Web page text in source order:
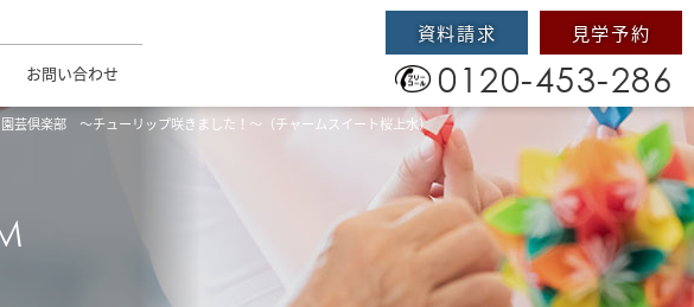
お問い合わせ
資料請求 見学予約
0120-453-286
園芸倶楽部 ～チューリップ咲きました！～（チャームスイート桜上水）